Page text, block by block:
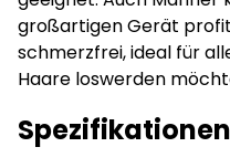
großartigen Gerät
schmerzfrei, ideal für
Haare loswerden